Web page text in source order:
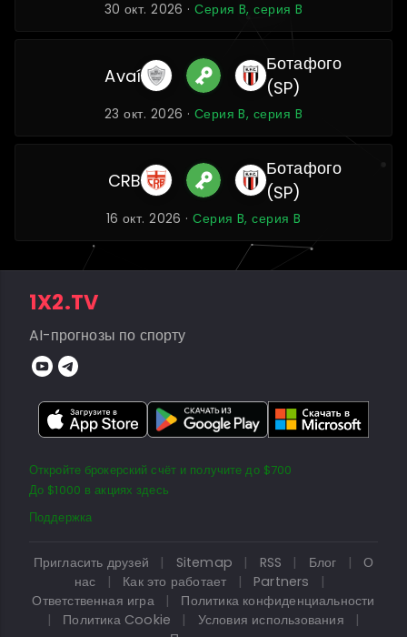
30 окт. 2026 ·Серия B, серия B
Avaí
Ботафого
(SP)
23 окт. 2026 · Серия B, серия B
CRB
Ботафого
(SP)
16 окт. 2026 ·Серия B, серия B
1X2.TV
AI-прогнозы по спорту
Откройте брокерский счёт и получите до $700
До $1000 в акциях здесь
Поддержка
Пригласить друзей | Sitemap | RSS | Блог |
О
нас
| Как это работает | Partners
|
Ответственная игра
|
Политика конфиденциальности
|
Политика Cookie | Условия использования
|